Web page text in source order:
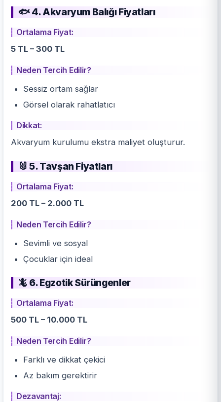
🐟 4. Akvaryum Balığı Fiyatları
Ortalama Fiyat:
5 TL – 300 TL
Neden Tercih Edilir?
Sessiz ortam sağlar
Görsel olarak rahatlatıcı
Dikkat:
Akvaryum kurulumu ekstra maliyet oluşturur.
🐰 5. Tavşan Fiyatları
Ortalama Fiyat:
200 TL – 2.000 TL
Neden Tercih Edilir?
Sevimli ve sosyal
Çocuklar için ideal
🦎 6. Egzotik Sürüngenler
Ortalama Fiyat:
500 TL – 10.000 TL
Neden Tercih Edilir?
Farklı ve dikkat çekici
Az bakım gerektirir
Dezavantaj: